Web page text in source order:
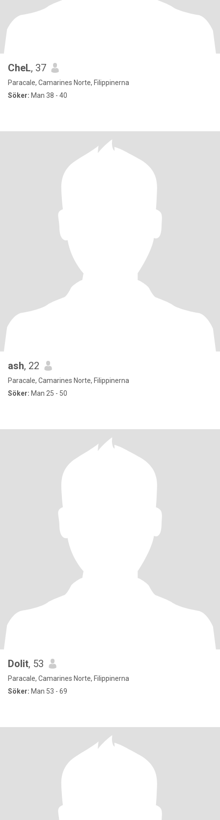
CheL, 37
Paracale, Camarines Norte, Filippinerna
Söker: Man 38 - 40
ash, 22
Paracale, Camarines Norte, Filippinerna
Söker: Man 25 - 50
Dolit, 53
Paracale, Camarines Norte, Filippinerna
Söker: Man 53 - 69